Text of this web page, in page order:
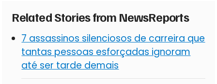
Related Stories from NewsReports
7 assassinos silenciosos de carreira que
tantas pessoas esforçadas ignoram
até ser tarde demais